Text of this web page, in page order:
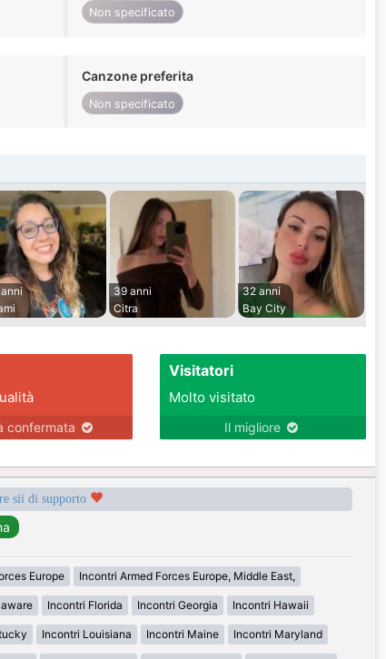
Non specificato
Canzone preferita
Non specificato
39 anni
Citra
32 anni
Bay City
confermata
Visitatori
Molto visitato
Il migliore
sii di supporto
Europe Incontri Armed Forces Europe, Middle East,
Incontri Florida Incontri Georgia Incontri Hawaii
Incontri Louisiana Incontri Maine Incontri Maryland